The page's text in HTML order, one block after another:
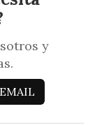
y